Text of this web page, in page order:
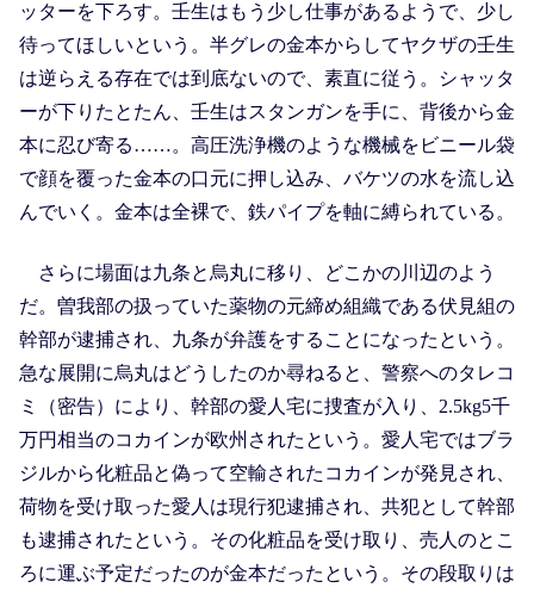
ッターを下ろす。壬生はもう少し仕事があるようで、少し
待ってほしいという。半グレの金本からしてヤクザの壬生
は逆らえる存在では到底ないので、素直に従う。シャッタ
ーが下りたとたん、壬生はスタンガンを手に、背後から金
本に忍び寄る……。高圧洗浄機のような機械をビニール袋
で顔を覆った金本の口元に押し込み、バケツの水を流し込
んでいく。金本は全裸で、鉄パイプを軸に縛られている。
さらに場面は九条と烏丸に移り、どこかの川辺のよう
だ。曽我部の扱っていた薬物の元締め組織である伏見組の
幹部が逮捕され、九条が弁護をすることになったという。
急な展開に烏丸はどうしたのか尋ねると、警察へのタレコ
ミ（密告）により、幹部の愛人宅に捜査が入り、2.5kg5千
万円相当のコカインが欧州されたという。愛人宅ではブラ
ジルから化粧品と偽って空輸されたコカインが発見され、
荷物を受け取った愛人は現行犯逮捕され、共犯として幹部
も逮捕されたという。その化粧品を受け取り、売人のとこ
ろに運ぶ予定だったのが金本だったという。その段取りは